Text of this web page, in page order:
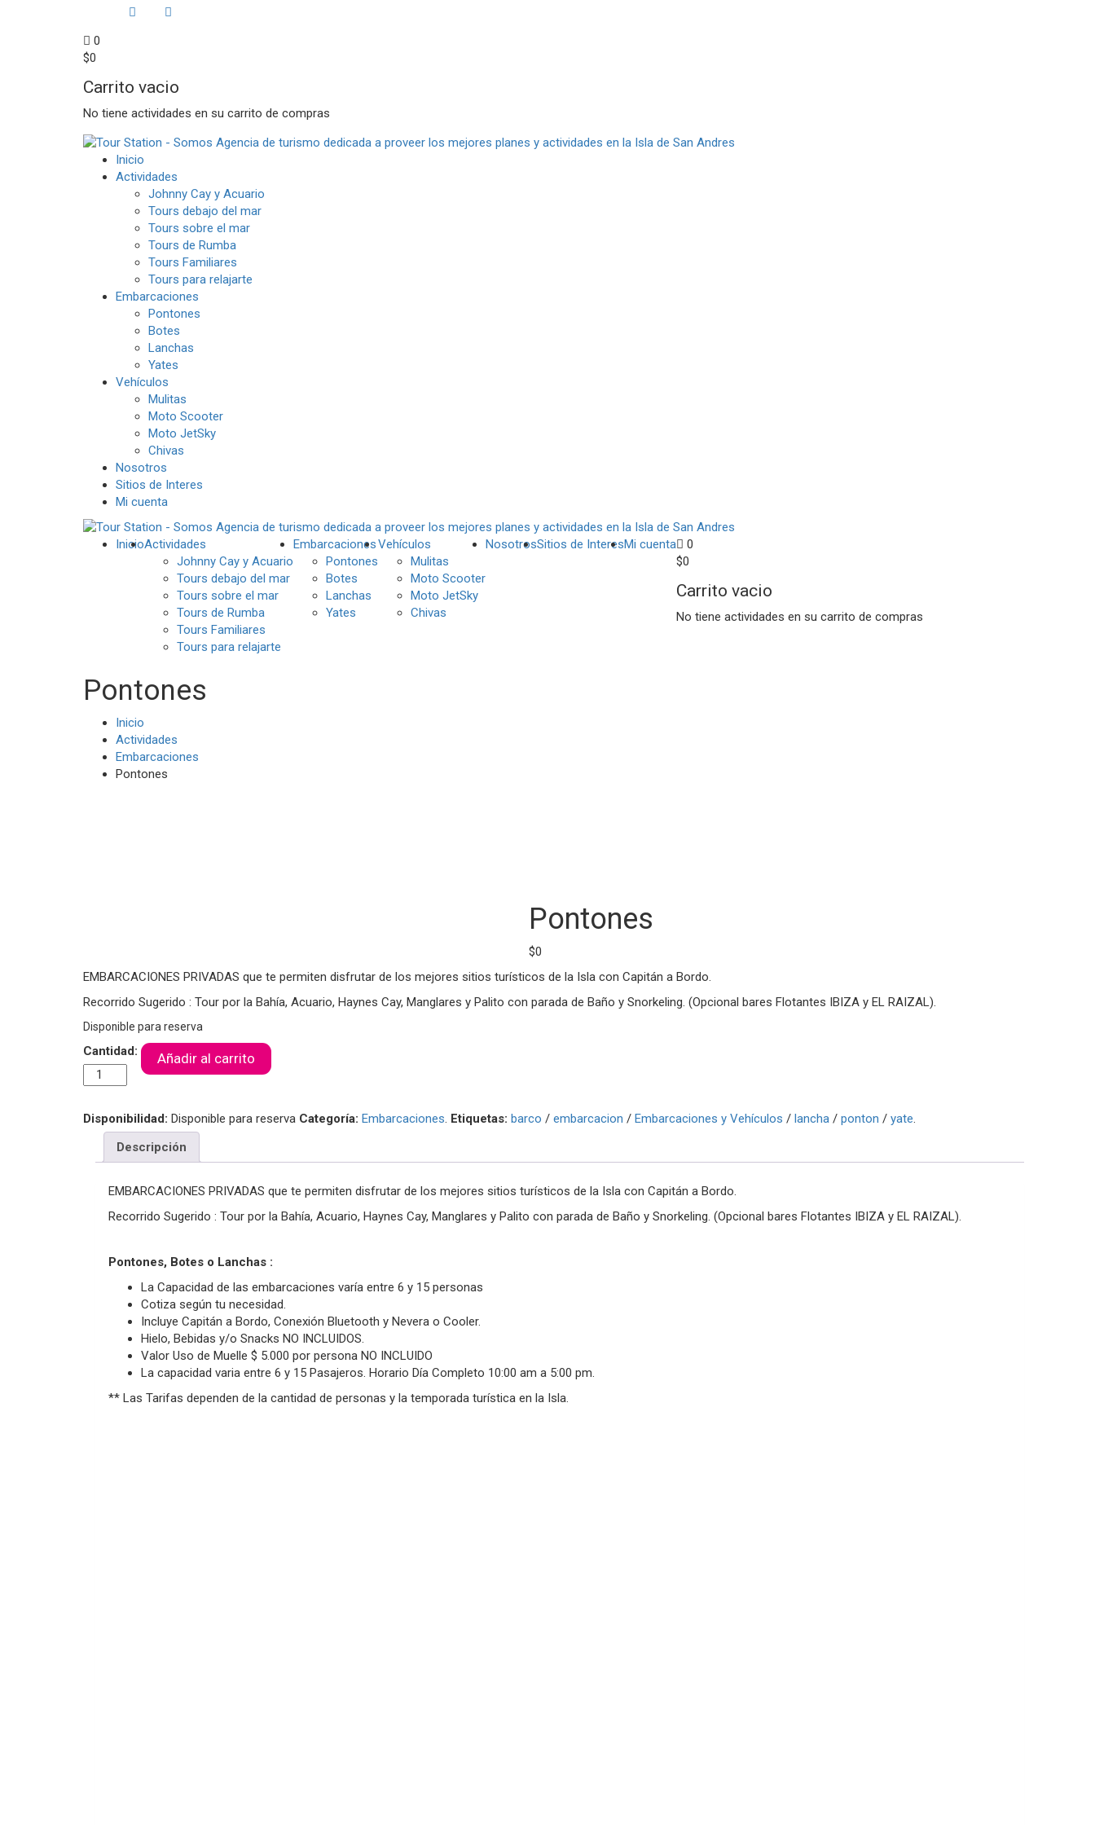
0
$0
Carrito vacio
No tiene actividades en su carrito de compras
Inicio
Actividades
Johnny Cay y Acuario
Tours debajo del mar
Tours sobre el mar
Tours de Rumba
Tours Familiares
Tours para relajarte
Embarcaciones
Pontones
Botes
Lanchas
Yates
Vehículos
Mulitas
Moto Scooter
Moto JetSky
Chivas
Nosotros
Sitios de Interes
Mi cuenta
InicioActividades
Johnny Cay y Acuario
Tours debajo del mar
Tours sobre el mar
Tours de Rumba
Tours Familiares
Tours para relajarte
Embarcaciones
Pontones
Botes
Lanchas
Yates
Vehículos
Mulitas
Moto Scooter
Moto JetSky
Chivas
NosotrosSitios de InteresMi cuenta
0
$0
Carrito vacio
No tiene actividades en su carrito de compras
Pontones
Inicio
Actividades
Embarcaciones
Pontones
Pontones
$0
EMBARCACIONES PRIVADAS que te permiten disfrutar de los mejores sitios turísticos de la Isla con Capitán a Bordo.
Recorrido Sugerido : Tour por la Bahía, Acuario, Haynes Cay, Manglares y Palito con parada de Baño y Snorkeling. (Opcional bares Flotantes IBIZA y EL RAIZAL).
Disponible para reserva
Cantidad: Añadir al carrito
Disponibilidad: Disponible para reserva Categoría: Embarcaciones. Etiquetas: barco / embarcacion / Embarcaciones y Vehículos / lancha / ponton / yate.
Descripción
EMBARCACIONES PRIVADAS que te permiten disfrutar de los mejores sitios turísticos de la Isla con Capitán a Bordo.
Recorrido Sugerido : Tour por la Bahía, Acuario, Haynes Cay, Manglares y Palito con parada de Baño y Snorkeling. (Opcional bares Flotantes IBIZA y EL RAIZAL).
Pontones, Botes o Lanchas :
La Capacidad de las embarcaciones varía entre 6 y 15 personas
Cotiza según tu necesidad.
Incluye Capitán a Bordo, Conexión Bluetooth y Nevera o Cooler.
Hielo, Bebidas y/o Snacks NO INCLUIDOS.
Valor Uso de Muelle $ 5.000 por persona NO INCLUIDO
La capacidad varia entre 6 y 15 Pasajeros. Horario Día Completo 10:00 am a 5:00 pm.
** Las Tarifas dependen de la cantidad de personas y la temporada turística en la Isla.